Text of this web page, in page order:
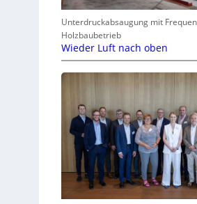
Unterdruckabsaugung mit
Holzbaubetrieb
Wieder Luft nach oben